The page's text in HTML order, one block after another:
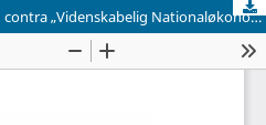
„Praktisk Nationaløkonomi" contra „Videnskabelig Nationaløkonomi". Chapters on Practical Political Economy. Being the Substance of Lectures delivercd in the University of Oxford. By Bonamy Price, Professor of Political Economy in the University of Oxford. London, C. Kegan Paul & Co. 187S. (559 S.)